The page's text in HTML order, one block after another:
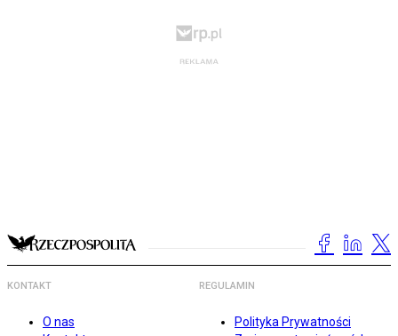
KONTAKT
O nas
REGULAMIN
Polityka Prywatności